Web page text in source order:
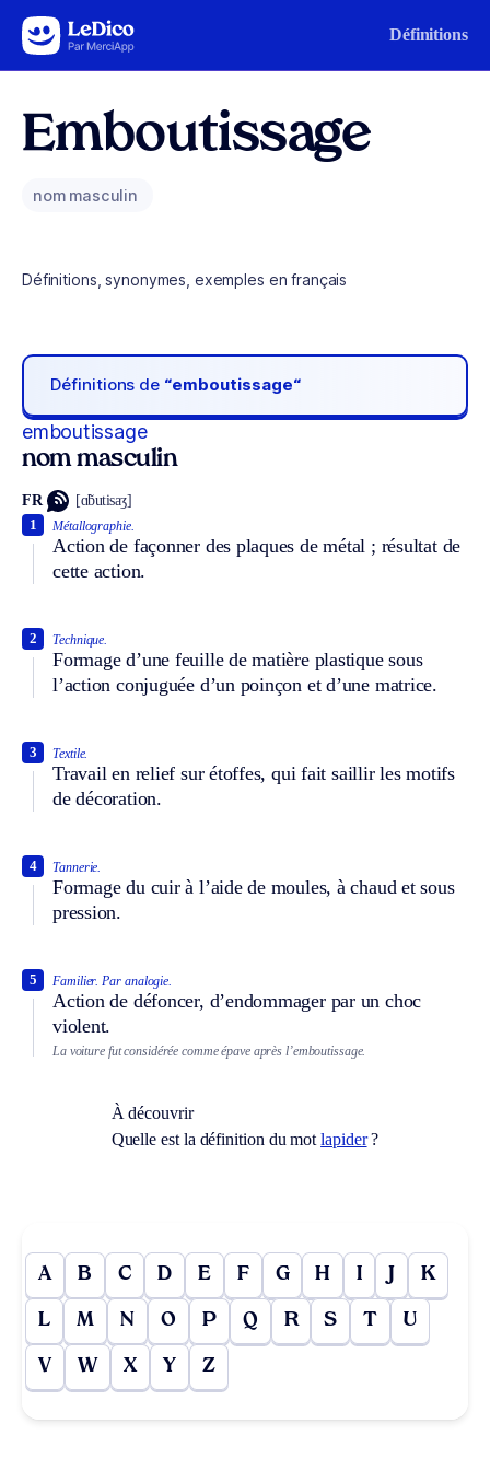
Aller au contenu Définitions
Emboutissage
nom masculin
Définitions, synonymes, exemples en français
Définitions de “emboutissage“
emboutissage
nom masculin
FR [ɑ̃butisaʒ]
Métallographie.
Action de façonner des plaques de métal ; résultat de
cette action.
1
Technique.
Formage d’une feuille de matière plastique sous
l’action conjuguée d’un poinçon et d’une matrice.
2
Textile.
Travail en relief sur étoffes, qui fait saillir les motifs
de décoration.
3
Tannerie.
Formage du cuir à l’aide de moules, à chaud et sous
pression.
4
Familier. Par analogie.
Action de défoncer, d’endommager par un choc
violent.
5
La voiture fut considérée comme épave après l’emboutissage.
À découvrir
Quelle est la définition du motlapider?
A B C D E F G H I J K
L M N O P Q R S T U
V W X Y Z